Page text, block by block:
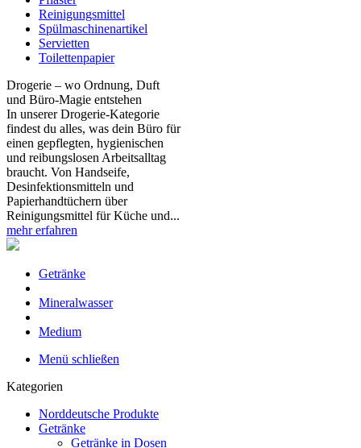
Reinigungsmittel
Spülmaschinenartikel
Servietten
Toilettenpapier
Drogerie – wo Ordnung, Duft
und Büro‑Magie entstehen
In unserer Drogerie‑Kategorie
findest du alles, was dein Büro für
einen gepflegten, hygienischen
und reibungslosen Arbeitsalltag
braucht. Von Handseife,
Desinfektionsmitteln und
Papierhandtüchern über
Reinigungsmittel für Küche und...
mehr erfahren
Getränke
Mineralwasser
Medium
Menü schließen
Kategorien
Norddeutsche Produkte
Getränke
Getränke in Dosen